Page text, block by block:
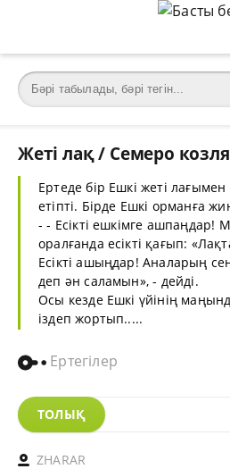
Жеті лақ / Семеро
Ертеде бір Ешкі жеті лағымен
етіпті. Бірде Ешкі орманға
- - Есікті ешкімге ашпаңдар!
оралғанда есікті қағып:
Есікті ашыңдар! Аналарың
деп ән саламын», - дейді.
Осы кезде Ешкі үйінің
іздеп жортып.....
Ертегілер
ТОЛЫҚ
ZHARAR